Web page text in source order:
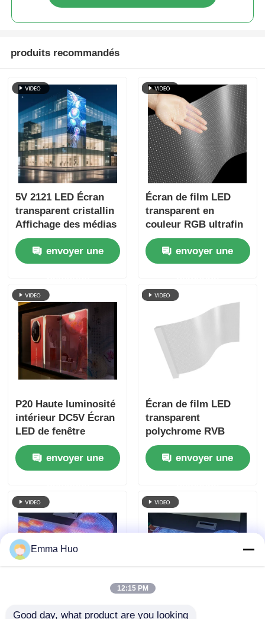
produits recommandés
5V 2121 LED Écran
transparent cristallin
Affichage des médias
numériques clairs
pour le commerce de
détail Centre
Terminal de l'aéroport
et vitrine de marque
de luxe
envoyer une
Écran de film LED
transparent en
couleur RGB ultrafin
de 6 mm, dimension
de l'armoire
personnalisée, film
transparence pour la
commerciale des
vitrines des centres
commerciaux
envoyer une
P20 Haute luminosité
intérieur DC5V Écran
LED de fenêtre
transparente de
bonne qualité
Pantalla Écran LED
envoyer une
Écran de film LED
transparent
polychrome RVB
ultra-mince de 10 mm
avec taille d'armoire
personnalisée pour la
commerciale
envoyer une
P6 240*960 Écran LED Écran transparent
Emma Huo
12:15 PM
Good day, what product are you looking